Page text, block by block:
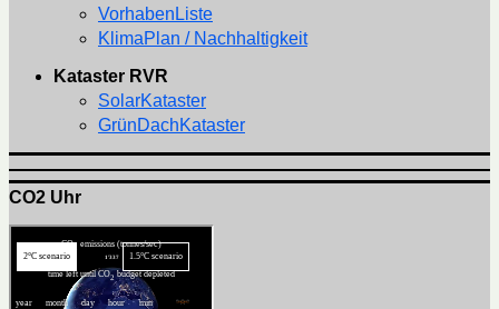
VorhabenListe
KlimaPlan / Nachhaltigkeit
Kataster RVR
SolarKataster
GrünDachKataster
CO2 Uhr